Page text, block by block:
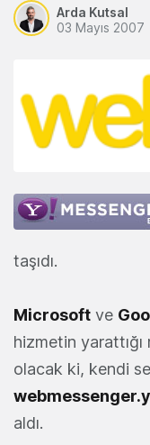
Arda Kutsal
03 Mayıs 2007
taşıdı.
Microsoft ve
hizmetin
olacak ki, kendi
aldı.